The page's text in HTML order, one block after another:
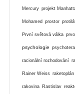
Mercury projekt
Mohamed prostor
První světová válka
psychologie
racionální rozhodování
Rainer Weiss raketoplán
rakovina Rastislav